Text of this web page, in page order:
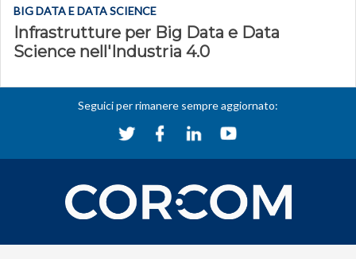
BIG DATA E DATA SCIENCE
Infrastrutture per Big Data e Data
Science nell'Industria 4.0
Seguici per rimanere sempre aggiornato: